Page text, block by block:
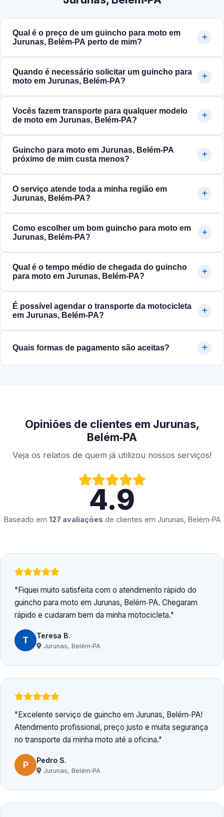
Qual é o preço de um guincho para moto em
Jurunas, Belém‑PA perto de mim?
Quando é necessário solicitar um guincho para
moto em Jurunas, Belém‑PA?
Vocês fazem transporte para qualquer modelo
de moto em Jurunas, Belém‑PA?
Guincho para moto em Jurunas, Belém‑PA
próximo de mim custa menos?
O serviço atende toda a minha região em
Jurunas, Belém‑PA?
Como escolher um bom guincho para moto em
Jurunas, Belém‑PA?
Qual é o tempo médio de chegada do guincho
para moto em Jurunas, Belém‑PA?
É possível agendar o transporte da motocicleta
em Jurunas, Belém‑PA?
Quais formas de pagamento são aceitas?
Opiniões de clientes em Jurunas,
Belém‑PA
Veja os relatos de quem já utilizou nossos serviços!
4.9
Baseado em 127 avaliações de clientes em Jurunas, Belém‑PA
Fiquei muito satisfeita com o atendimento rápido do
guincho para moto em Jurunas, Belém‑PA. Chegaram
rápido e cuidaram bem da minha motocicleta.
T Teresa B.
Jurunas, Belém‑PA
Excelente serviço de guincho em Jurunas, Belém‑PA!
Atendimento profissional, preço justo e muita segurança
no transporte da minha moto até a oficina.
P Pedro S.
Jurunas, Belém‑PA